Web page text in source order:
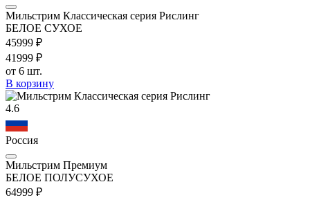
Мильстрим Классическая серия Рислинг
БЕЛОЕ СУХОЕ
45999 ₽
41999 ₽
от 6 шт.
В корзину
4.6
Россия
Мильстрим Премиум
БЕЛОЕ ПОЛУСУХОЕ
64999 ₽